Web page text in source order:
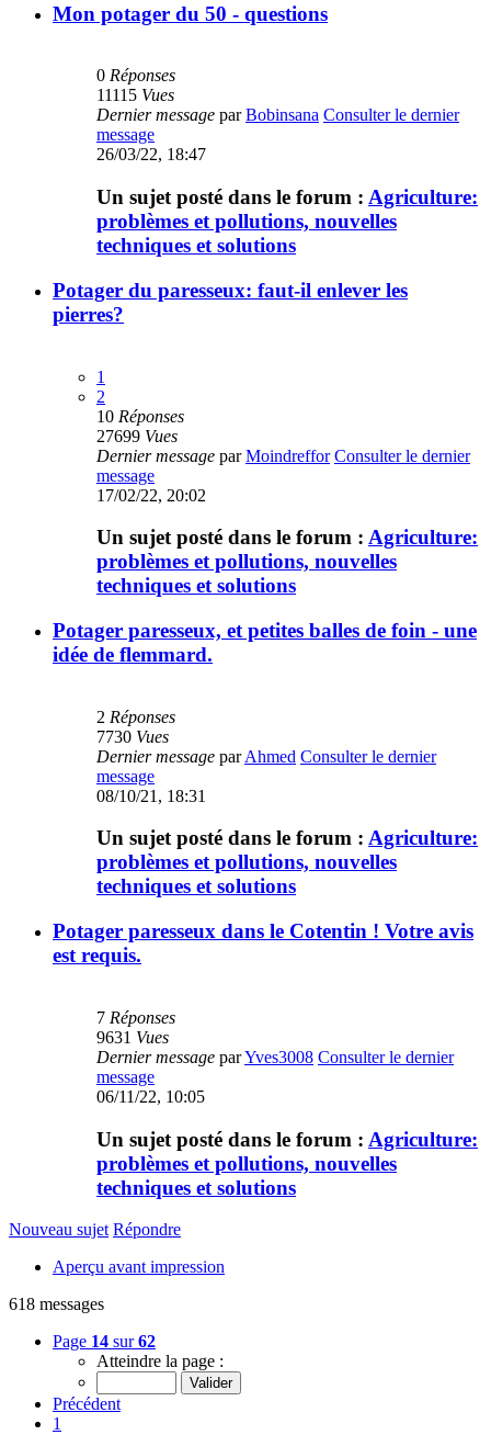
Mon potager du 50 - questions
0 Réponses
11115 Vues
Dernier message parBobinsana Consulter le dernier
message
26/03/22, 18:47
Un sujet posté dans le forum : Agriculture:
problèmes et pollutions, nouvelles
techniques et solutions
Potager du paresseux: faut-il enlever les
pierres?
1
2
10 Réponses
27699 Vues
Dernier message parMoindreffor Consulter le dernier
message
17/02/22, 20:02
Un sujet posté dans le forum : Agriculture:
problèmes et pollutions, nouvelles
techniques et solutions
Potager paresseux, et petites balles de foin - une
idée de flemmard.
2 Réponses
7730 Vues
Dernier message parAhmed Consulter le dernier
message
08/10/21, 18:31
Un sujet posté dans le forum : Agriculture:
problèmes et pollutions, nouvelles
techniques et solutions
Potager paresseux dans le Cotentin ! Votre avis
est requis.
7 Réponses
9631 Vues
Dernier message parYves3008 Consulter le dernier
message
06/11/22, 10:05
Un sujet posté dans le forum : Agriculture:
problèmes et pollutions, nouvelles
techniques et solutions
Nouveau sujet Répondre
Aperçu avant impression
618 messages
Page 14 sur62
Atteindre la page :
Précédent
1